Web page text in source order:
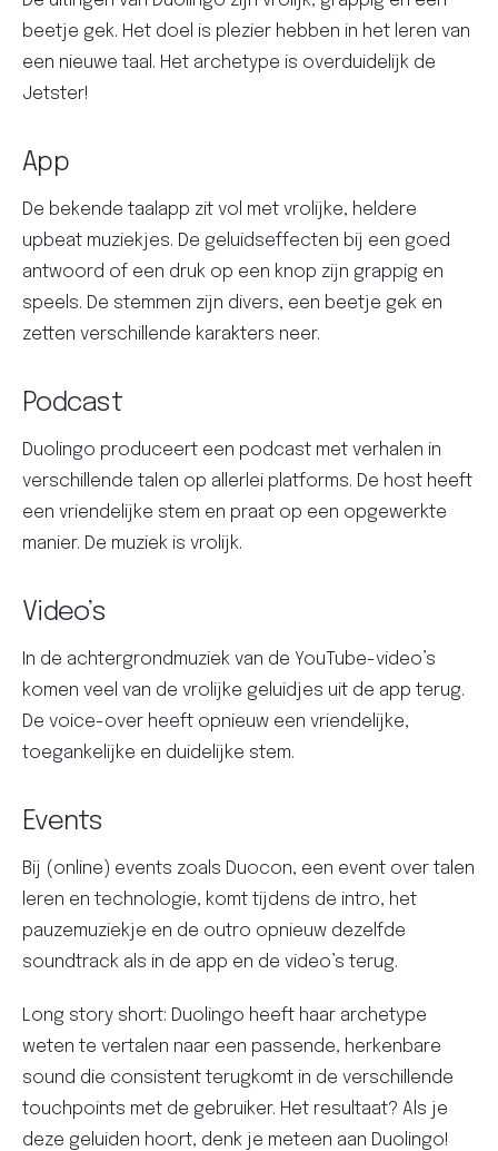
beetje gek. Het doel is plezier hebben in het leren van
een nieuwe taal. Het archetype is overduidelijk de
Jetster!
App
De bekende taalapp zit vol met vrolijke, heldere
upbeat muziekjes. De geluidseffecten bij een goed
antwoord of een druk op een knop zijn grappig en
speels. De stemmen zijn divers, een beetje gek en
zetten verschillende karakters neer.
Podcast
Duolingo produceert een podcast met verhalen in
verschillende talen op allerlei platforms. De host heeft
een vriendelijke stem en praat op een opgewerkte
manier. De muziek is vrolijk.
Video’s
In de achtergrondmuziek van de YouTube-video’s
komen veel van de vrolijke geluidjes uit de app terug.
De voice-over heeft opnieuw een vriendelijke,
toegankelijke en duidelijke stem.
Events
Bij (online) events zoals Duocon, een event over talen
leren en technologie, komt tijdens de intro, het
pauzemuziekje en de outro opnieuw dezelfde
soundtrack als in de app en de video’s terug.
Long story short: Duolingo heeft haar archetype
weten te vertalen naar een passende, herkenbare
sound die consistent terugkomt in de verschillende
touchpoints met de gebruiker. Het resultaat? Als je
deze geluiden hoort, denk je meteen aan Duolingo!